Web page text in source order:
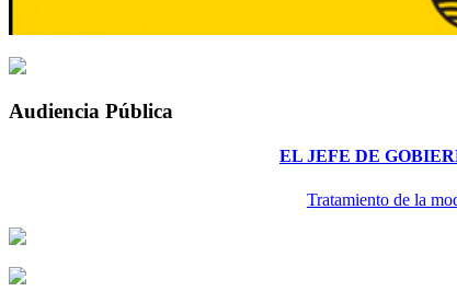
Audiencia Pública
EL JEFE DE
Tratamiento de la